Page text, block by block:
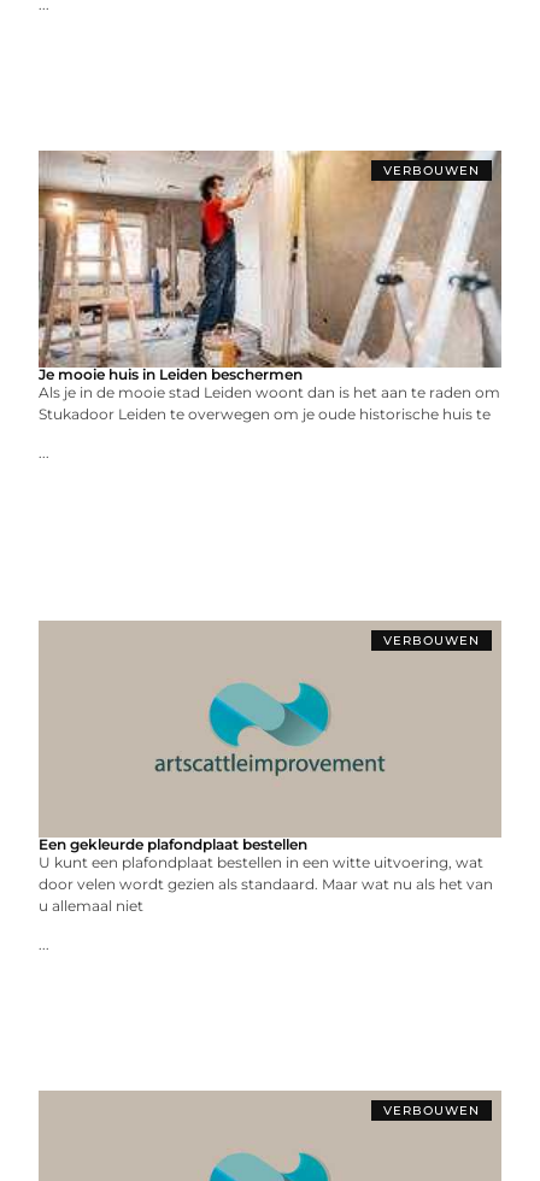
...
VERBOUWEN
Je mooie huis in Leiden beschermen
Als je in de mooie stad Leiden woont dan is het aan te raden om
Stukadoor Leiden te overwegen om je oude historische huis te
...
VERBOUWEN
Een gekleurde plafondplaat bestellen
U kunt een plafondplaat bestellen in een witte uitvoering, wat
door velen wordt gezien als standaard. Maar wat nu als het van
u allemaal niet
...
VERBOUWEN